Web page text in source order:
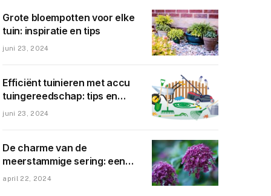
Grote bloempotten voor elke
tuin: inspiratie en tips
juni 23, 2024
Efficiënt tuinieren met accu
tuingereedschap: tips en
voordelen
juni 23, 2024
De charme van de
meerstammige sering: een
genot voor elke
april 22, 2024